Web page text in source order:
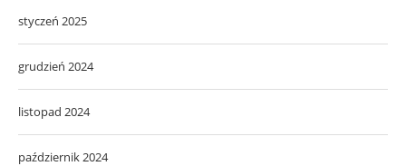
styczeń 2025
grudzień 2024
listopad 2024
październik 2024